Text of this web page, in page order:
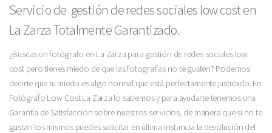
Servicio de gestión de redes sociales low cost en
La Zarza Totalmente Garantizado.
¿Buscas un fotógrafo en La Zarza para gestión de redes sociales low
cost pero tienes miedo de que las fotografías no te gusten? Podemos
decirte que tu miedo es algo normal que está perfectamente justicado. En
Fotógrafo Low Cost La Zarza lo sabemos y para ayudarte tenemos una
Garantía de Satisfacción sobre nuestros servicios, de manera que si no te
gustan los mismos puedes solicitar en última instancia la devolución del